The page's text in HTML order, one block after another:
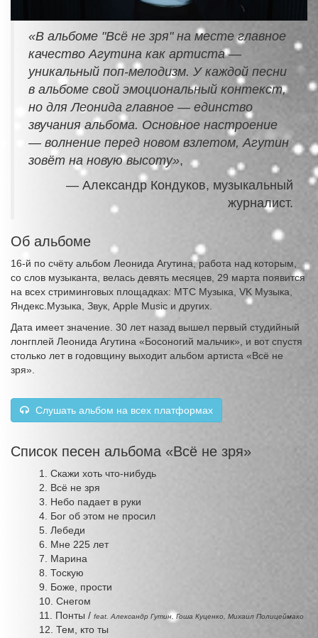
«В альбоме "Всё не зря" на месте главное
качество Агутина как артиста —
уникальный поп-мелодизм. У каждой песни
в альбоме свой эмоциональный контекст,
но для Леонида главное — единство
звучания альбома. Основное настроение
— волнение перед новом взлетом, Агутин
зовёт на новую высоту»,
— Александр Кондуков, музыкальный
журналист.
Об альбоме
16-й по счёту альбом Леонида Агутина, работа над которым,
со слов музыканта, велась девять месяцев, 29 марта появится
на всех стриминговых площадках: МТС Музыка, VK Музыка,
Яндекс.Музыка, Звук, Apple Music и других.
Дата имеет значение. 30 лет назад вышел первый студийный
лонгплей Леонида Агутина «Босоногий мальчик», и вот спустя
столько лет в годовщину выходит альбом артиста «Всё не
зря».
Слушать альбом на всех платформах
Список песен альбома «Всё не зря»
Скажи хоть что-нибудь
Всё не зря
Небо падает в руки
Бог об этом не просил
Лебеди
Мне 225 лет
Марина
Тоскую
Боже, прости
Снегом
Понты / feat. Александр Гутин, Гоша Куценко, Михаил Полицеймако
Тем, кто ты